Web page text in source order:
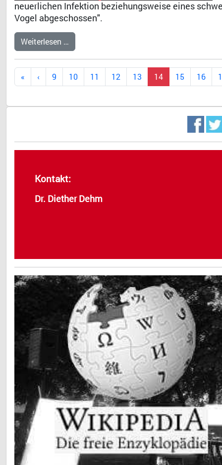
neuerlichen Infektion beziehungsweise eines
Vogel abgeschossen".
Weiterlesen …
9 10 11 12 13 14 15 16
Kontakt:
Dr. Diether Dehm